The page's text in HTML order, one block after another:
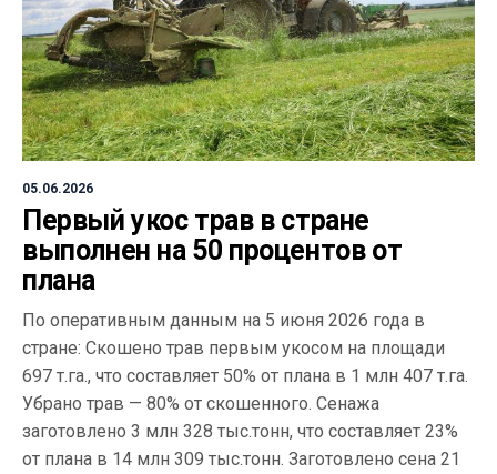
05.06.2026
Первый укос трав в стране
выполнен на 50 процентов от
плана
По оперативным данным на 5 июня 2026 года в
стране: Скошено трав первым укосом на площади
697 т.га., что составляет 50% от плана в 1 млн 407 т.га.
Убрано трав — 80% от скошенного. Сенажа
заготовлено 3 млн 328 тыс.тонн, что составляет 23%
от плана в 14 млн 309 тыс.тонн. Заготовлено сена 21